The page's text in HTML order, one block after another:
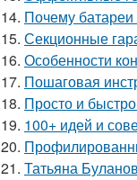
14. Почему батареи
15. Секционные
16. Особенности
17. Пошаговая
18. Просто и
19. 100+ идей и
20.
21. Татьяна